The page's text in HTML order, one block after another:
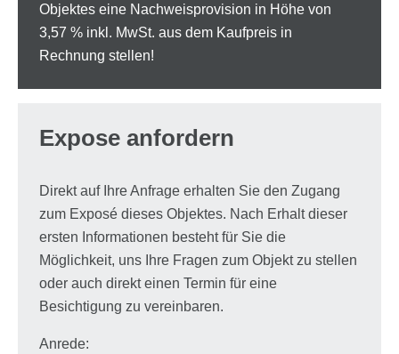
Jahren.
Beheizt wird die Wohnung über Nachtspeicheröfen, die
vermietet und eignet sich damit insbesondere als
beträgt 183,00 €, hiervon entfallen 62,00 € auf die
Rücklagenzuführung.
Sowohl die Wohnung als auch das gesamte Gebäude
befinden sich insgesamt in einem soliden und gepflegten
Zustand.
Objektes eine Nachweisprovision in Höhe von
3,57 % inkl. MwSt. aus dem Kaufpreis in
Rechnung stellen!
Expose anfordern
Direkt auf Ihre Anfrage erhalten Sie den Zugang
zum Exposé dieses Objektes. Nach Erhalt dieser
ersten Informationen besteht für Sie die
Möglichkeit, uns Ihre Fragen zum Objekt zu stellen
oder auch direkt einen Termin für eine
Besichtigung zu vereinbaren.
Anrede: